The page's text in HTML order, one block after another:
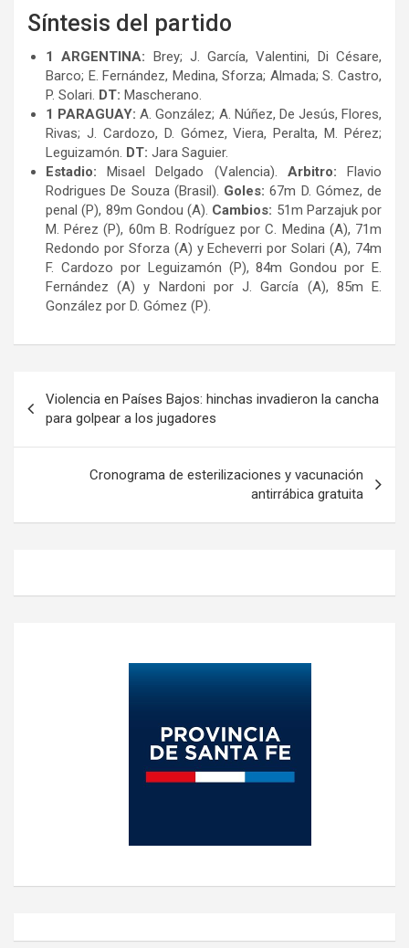
Síntesis del partido
1 ARGENTINA: Brey; J. García, Valentini, Di Césare,
Barco; E. Fernández, Medina, Sforza; Almada; S. Castro,
P. Solari. DT: Mascherano.
1 PARAGUAY:A. González; A. Núñez, De Jesús, Flores,
Rivas; J. Cardozo, D. Gómez, Viera, Peralta, M. Pérez;
Leguizamón. DT: Jara Saguier.
Estadio:Misael Delgado (Valencia). Arbitro: Flavio
Rodrigues De Souza (Brasil). Goles:67m D. Gómez, de
penal (P), 89m Gondou (A). Cambios: 51m Parzajuk por
M. Pérez (P), 60m B. Rodríguez por C. Medina (A), 71m
Redondo por Sforza (A) y Echeverri por Solari (A), 74m
F. Cardozo por Leguizamón (P), 84m Gondou por E.
Fernández (A) y Nardoni por J. García (A), 85m E.
González por D. Gómez (P).
de
entradas
Violencia en Países Bajos: hinchas invadieron la cancha
para golpear a los jugadores
Cronograma de esterilizaciones y vacunación
antirrábica gratuita